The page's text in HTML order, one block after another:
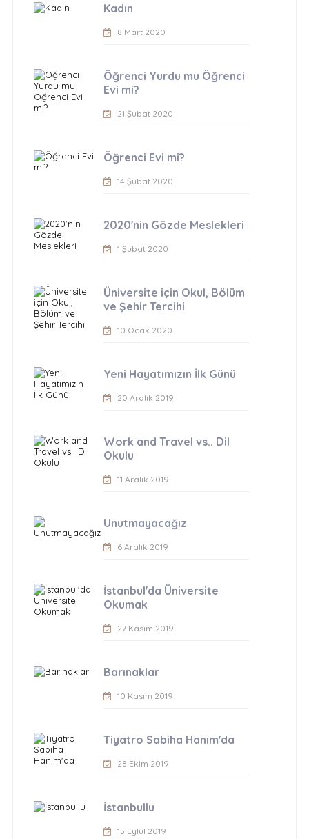
Kadın
8 Mart 2020
Öğrenci Yurdu mu Öğrenci
Evi mi?
21 Şubat 2020
Öğrenci Evi mi?
14 Şubat 2020
2020'nin Gözde Meslekleri
1 Şubat 2020
Üniversite için Okul, Bölüm
ve Şehir Tercihi
10 Ocak 2020
Yeni Hayatımızın İlk Günü
20 Aralık 2019
Work and Travel vs.. Dil
Okulu
11 Aralık 2019
Unutmayacağız
6 Aralık 2019
İstanbul'da Üniversite
Okumak
27 Kasım 2019
Barınaklar
10 Kasım 2019
Tiyatro Sabiha Hanım'da
28 Ekim 2019
İstanbullu
15 Eylül 2019